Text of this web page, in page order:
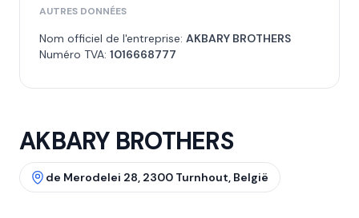
AUTRES DONNÉES
Nom officiel de l'entreprise: AKBARY BROTHERS
Numéro TVA: 1016668777
AKBARY BROTHERS
de Merodelei 28, 2300 Turnhout, België